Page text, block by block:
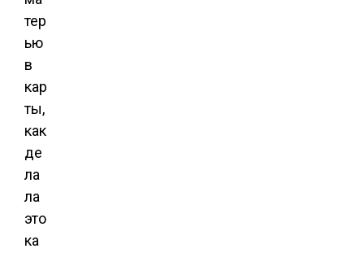
тер
ью
в
кар
ты,
как
де
ла
ла
это
ка